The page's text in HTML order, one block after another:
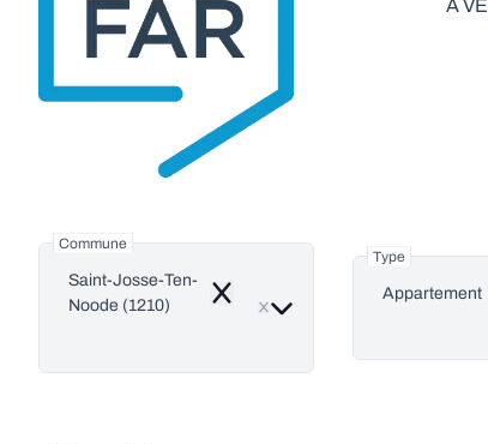
À
Commune
Saint-Josse-Ten-
Noode (1210)
Remove
Type
Appartement